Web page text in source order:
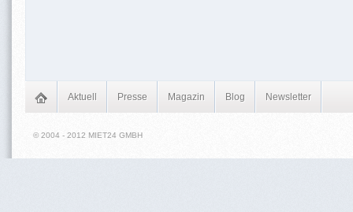
Aktuell Presse Magazin Blog Newsletter
© 2004 - 2012 MIET24 GMBH